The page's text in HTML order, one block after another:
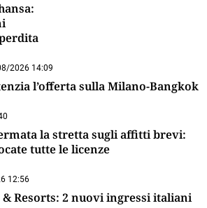
2026 14:09
l’offerta sulla Milano-Bangkok
la stretta sugli affitti brevi:
tutte le licenze
12:56
Resorts: 2 nuovi ingressi italiani